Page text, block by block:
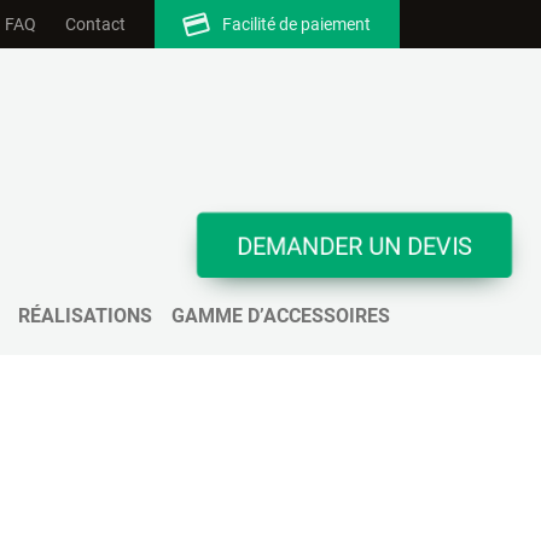
FAQ Contact Facilité de paiement
RÉALISATIONS GAMME D’ACCESSOIRES
proximité
DEMANDER UN DEVIS